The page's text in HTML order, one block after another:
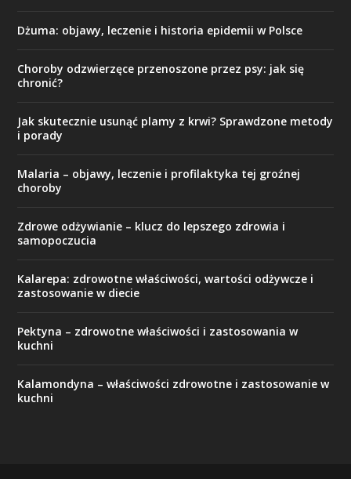
Dżuma: objawy, leczenie i historia epidemii w Polsce
Choroby odzwierzęce przenoszone przez psy: jak się
chronić?
Jak skutecznie usunąć plamy z krwi? Sprawdzone metody
i porady
Malaria – objawy, leczenie i profilaktyka tej groźnej
choroby
Zdrowe odżywianie – klucz do lepszego zdrowia i
samopoczucia
Kalarepa: zdrowotne właściwości, wartości odżywcze i
zastosowanie w diecie
Pektyna – zdrowotne właściwości i zastosowania w
kuchni
Kalamondyna – właściwości zdrowotne i zastosowanie w
kuchni